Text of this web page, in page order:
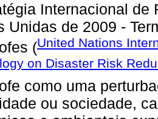
Internacional de
Unidas de 2009 -
(United Nations
on Disaster Risk
como uma
ou sociedade,